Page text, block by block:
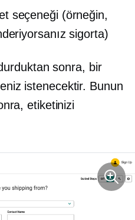
seçeneği (örneğin,
sigorta)
sonra, bir
istenecektir. Bunun
etiketinizi